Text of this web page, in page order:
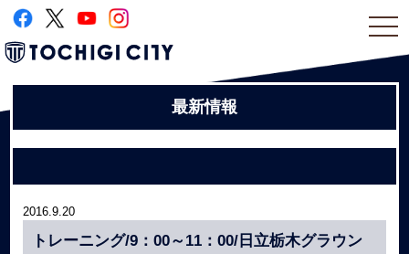
最新情報
2016.9.20
トレーニング/9：00～11：00/日立栃木グラウン